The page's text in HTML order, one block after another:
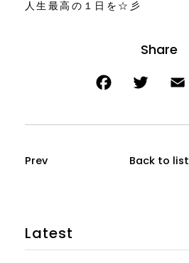
人生最高の１日を☆彡
Prev Back to list
Latest